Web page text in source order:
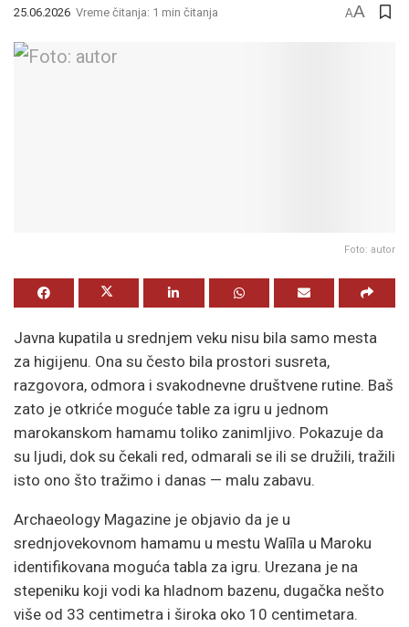
25.06.2026 Vreme čitanja: 1 min čitanja AA
Foto: autor
Javna kupatila u srednjem veku nisu bila samo mesta
za higijenu. Ona su često bila prostori susreta,
razgovora, odmora i svakodnevne društvene rutine. Baš
zato je otkriće moguće table za igru u jednom
marokanskom hamamu toliko zanimljivo. Pokazuje da
su ljudi, dok su čekali red, odmarali se ili se družili, tražili
isto ono što tražimo i danas — malu zabavu.
Archaeology Magazine je objavio da je u
srednjovekovnom hamamu u mestu Walīla u Maroku
identifikovana moguća tabla za igru. Urezana je na
stepeniku koji vodi ka hladnom bazenu, dugačka nešto
više od 33 centimetra i široka oko 10 centimetara.